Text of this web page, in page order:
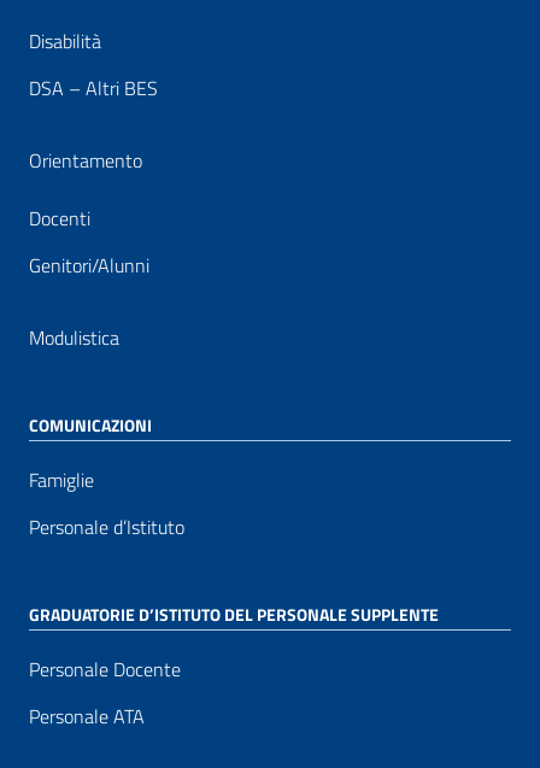
Disabilità
DSA – Altri BES
Orientamento
Docenti
Genitori/Alunni
Modulistica
COMUNICAZIONI
Famiglie
Personale d’Istituto
GRADUATORIE D’ISTITUTO DEL PERSONALE SUPPLENTE
Personale Docente
Personale ATA